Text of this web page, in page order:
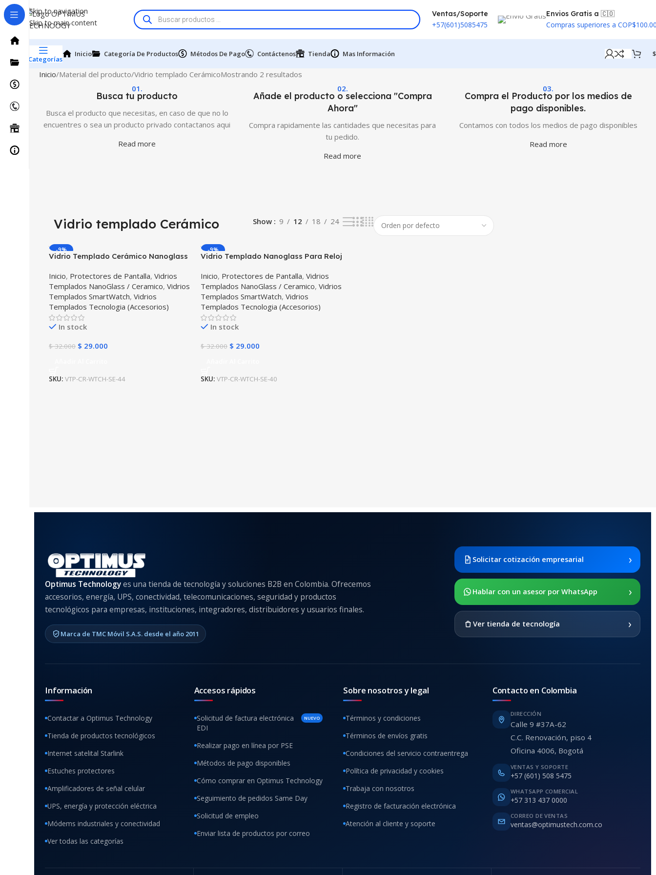
Skip to navigation
Skip to main content
Ventas/Soporte
+57(601)5085475
Envios Gratis a 🇨🇴
Compras superiores a
Categorías
Inicio Categoría De Productos Métodos De Pago Contáctenos Tienda Mas Información $
Inicio Material del producto Vidrio templado CerámicoMostrando 2 resultados
01.
Busca tu producto
Busca el producto que necesitas, en caso de que no lo
encuentres o sea un producto privado contactanos aqui
Read more
02.
Añade el producto o selecciona "Compra
Ahora"
Compra rapidamente las cantidades que necesitas para
tu pedido.
Read more
03.
Compra el Producto por los medios de
pago disponibles.
Contamos con todos los medios de pago disponibles
Read more
Vidrio templado Cerámico Show 9 12 18 24
-9%
Vidrio Templado Cerámico Nanoglass
Serie 8 SE 44mm
Inicio, Protectores de Pantalla, Vidrios
Templados NanoGlass / Ceramico, Vidrios
Templados SmartWatch, Vidrios
Templados Tecnologia (Accesorios)
In stock
$32.000 $ 29.000
SKU: VTP-CR-WTCH-SE-44
-9%
Vidrio Templado Nanoglass Para Reloj
40mm
Inicio, Protectores de Pantalla, Vidrios
Templados NanoGlass / Ceramico, Vidrios
Templados SmartWatch, Vidrios
Templados Tecnologia (Accesorios)
In stock
$32.000 $ 29.000
SKU: VTP-CR-WTCH-SE-40
Optimus Technologyes una tienda de tecnología y soluciones B2B en Colombia. Ofrecemos
accesorios, energía, UPS, conectividad, telecomunicaciones, seguridad y productos
tecnológicos para empresas, instituciones, integradores, distribuidores y usuarios finales.
Marca de TMC Móvil S.A.S. desde el año 2011
Solicitar cotización empresarial ›
Hablar con un asesor por WhatsApp ›
Ver tienda de tecnología ›
Información
Contactar a Optimus Technology
Tienda de productos tecnológicos
Internet satelital Starlink
Estuches protectores
Amplificadores de señal celular
UPS, energía y protección eléctrica
Módems industriales y conectividad
Ver todas las categorías
Accesos rápidos
Solicitud de factura electrónica
EDI
NUEVO
Realizar pago en línea por PSE
Métodos de pago disponibles
Cómo comprar en Optimus Technology
Seguimiento de pedidos Same Day
Solicitud de empleo
Enviar lista de productos por correo
Sobre nosotros y legal
Términos y condiciones
Términos de envíos gratis
Condiciones del servicio contraentrega
Política de privacidad y cookies
Trabaja con nosotros
Registro de facturación electrónica
Atención al cliente y soporte
Contacto en Colombia
DIRECCIÓN
Calle 9 #37A-62
C.C. Renovación, piso 4
Oficina 4006, Bogotá
VENTAS Y SOPORTE
+57 (601) 508 5475
WHATSAPP COMERCIAL
+57 313 437 0000
CORREO DE VENTAS
ventas@optimustech.com.co